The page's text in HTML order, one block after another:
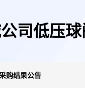
司低压
购结果公告